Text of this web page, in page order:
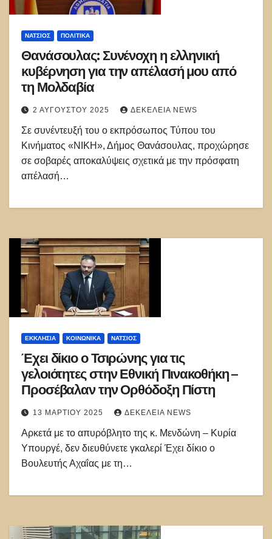
ΝΑΤΣΙΌΣ ΠΟΛΙΤΙΚΑ
Θανάσουλας: Συνένοχη η ελληνική
κυβέρνηση για την απέλασή μου από
τη Μολδαβία
2 ΑΥΓΟΎΣΤΟΥ 2025 ΔΕΚΈΛΕΙΑ NEWS
Σε συνέντευξή του ο εκπρόσωπος Τύπου του
Κινήματος «ΝΙΚΗ», Δήμος Θανάσουλας, προχώρησε
σε σοβαρές αποκαλύψεις σχετικά με την πρόσφατη
απέλασή…
ΕΚΚΛΗΣΊΑ ΚΟΙΝΩΝΙΚΑ ΝΑΤΣΙΌΣ
Έχει δίκιο ο Τσιρώνης για τις
γελοιότητες στην Εθνική Πινακοθήκη –
Προσέβαλαν την Ορθόδοξη Πίστη
13 ΜΑΡΤΊΟΥ 2025 ΔΕΚΈΛΕΙΑ NEWS
Αρκετά με το απυρόβλητο της κ. Μενδώνη – Κυρία
Υπουργέ, δεν διευθύνετε γκαλερί Έχει δίκιο ο
Βουλευτής Αχαΐας με τη…